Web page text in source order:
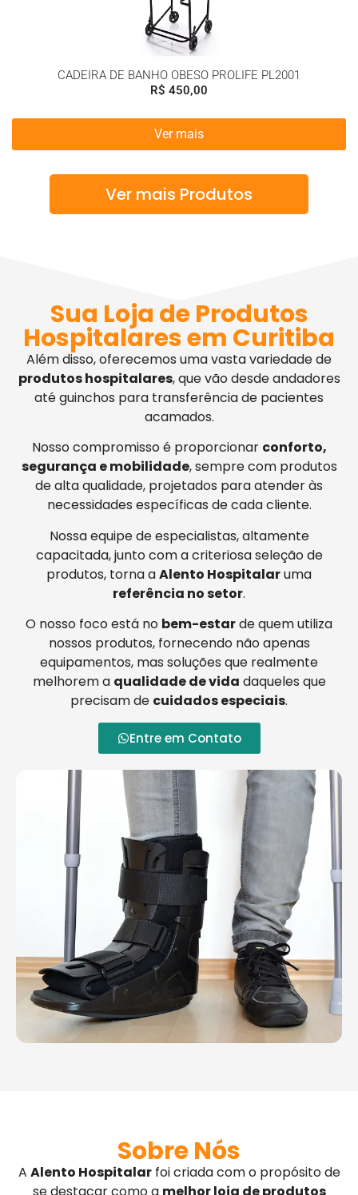
CADEIRA DE BANHO OBESO PROLIFE PL2001
R$ 450,00
Ver mais
Ver mais Produtos
Sua Loja de Produtos
Hospitalares em Curitiba
Além disso, oferecemos uma vasta variedade de
produtos hospitalares, que vão desde andadores
até guinchos para transferência de pacientes
acamados.
Nosso compromisso é proporcionar conforto,
segurança e mobilidade, sempre com produtos
de alta qualidade, projetados para atender às
necessidades específicas de cada cliente.
Nossa equipe de especialistas, altamente
capacitada, junto com a criteriosa seleção de
produtos, torna aAlento Hospitalaruma
referência no setor.
O nosso foco está no bem-estarde quem utiliza
nossos produtos, fornecendo não apenas
equipamentos, mas soluções que realmente
melhorem a qualidade de vida daqueles que
precisam de cuidados especiais.
Entre em Contato
Sobre Nós
A Alento Hospitalarfoi criada com o propósito de